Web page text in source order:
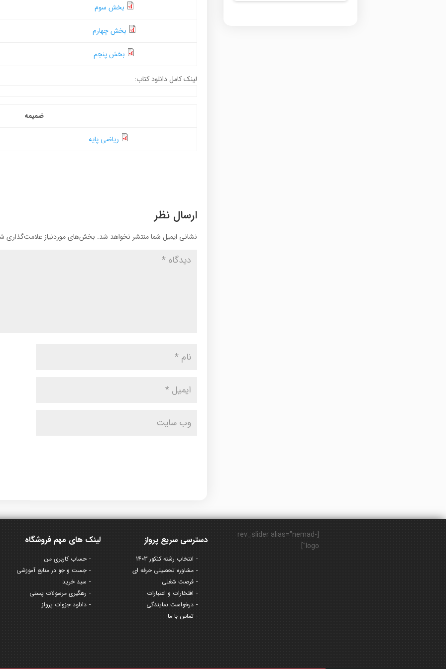
بخش سوم
بخش چهارم
بخش پنجم
لینک کامل دانلود کتاب:
ضمیمه
ریاضی پایه
ارسال نظر
نشانی ایمیل شما منتشر نخواهد شد. بخش‌های موردنیاز علامت‌گذاری
لینک های مهم فروشگاه
حساب کاربری من
جست و جو در منابع آموزشی
سبد خرید
رهگیری مرسولات پستی
دانلود جزوات پرواز
دسترسی سریع پرواز
انتخاب رشته کنکور 1403
مشاوره تحصیلی حرفه ای
فرصت شغلی
افتخارات و اعتبارات
درخواست نمایندگی
تماس با ما
[rev_slider alias="nemad-
logo"]